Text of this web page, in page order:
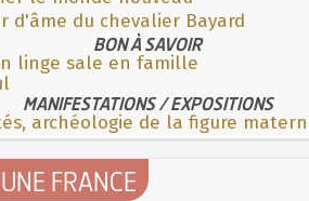
d'âme du chevalier Bayard
BON À SAVOIR
linge sale en famille
MANIFESTATIONS / EXPOSITIONS
archéologie de la figure
FRANCE